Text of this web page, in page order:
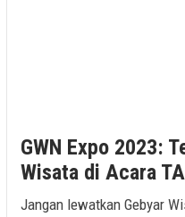
GWN Expo 2023:
Wisata di Acara
Jangan lewatkan Gebyar